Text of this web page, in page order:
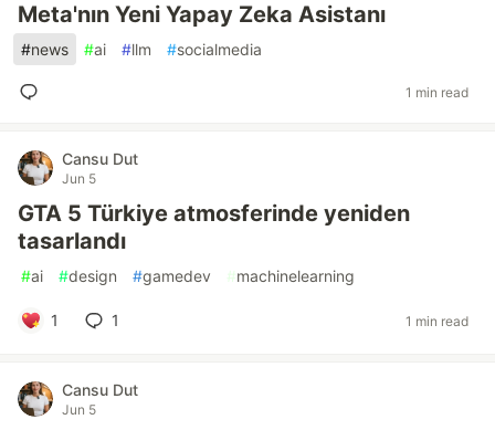
Meta'nın Yeni Yapay Zeka Asistanı
#news #ai #llm #socialmedia
1 min read
Cansu Dut
Jun 5
GTA 5 Türkiye atmosferinde yeniden
tasarlandı
#ai #design #gamedev #machinelearning
1 1 1 min read
Cansu Dut
Jun 5